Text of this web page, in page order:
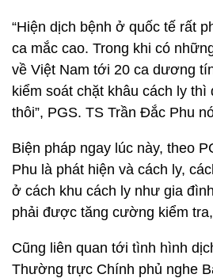
“Hiện dịch bệnh ở quốc tế rất
ca mắc cao. Trong khi có
về Việt Nam tới 20 ca dương
kiểm soát chặt khâu cách ly thì
thôi”, PGS. TS Trần Đắc Phu
Biện pháp ngay lúc này, theo
Phu là phát hiện và cách ly,
ở cách khu cách ly như gia
phải được tăng cường kiểm
Cũng liên quan tới tình hình
Thường trực Chính phủ nghe